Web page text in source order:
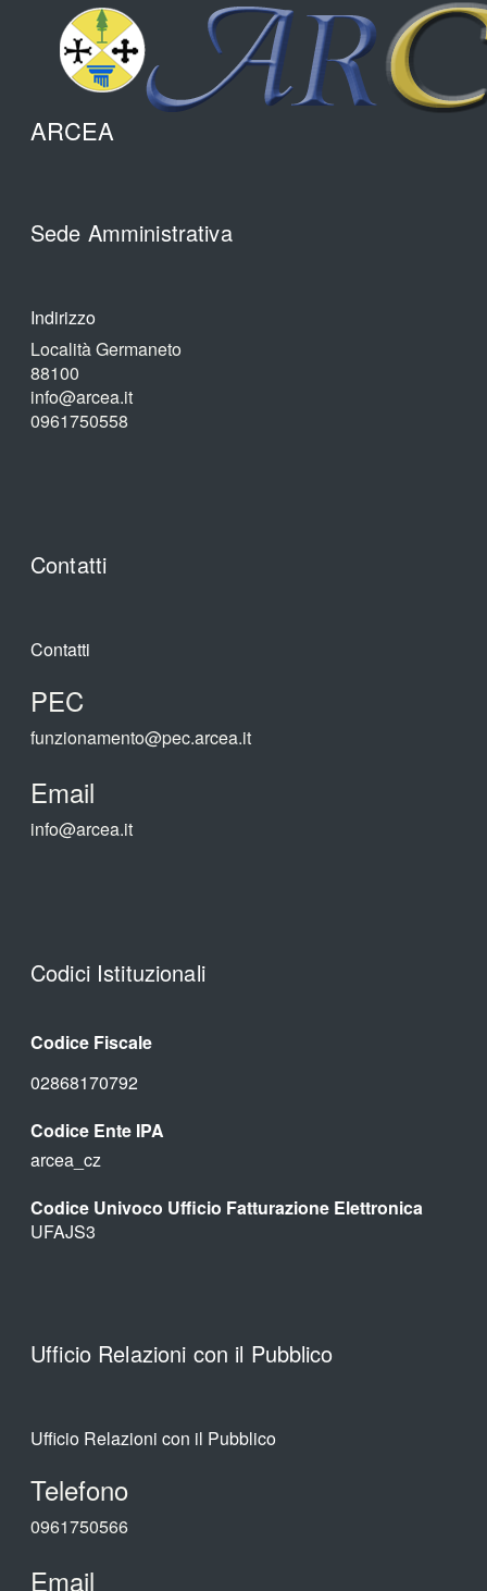
ARCEA
Sede Amministrativa
Indirizzo
Località Germaneto
88100
info@arcea.it
0961750558
Contatti
Contatti
PEC
funzionamento@pec.arcea.it
Email
info@arcea.it
Codici Istituzionali
Codice Fiscale
02868170792
Codice Ente IPA
arcea_cz
Codice Univoco Ufficio Fatturazione Elettronica
UFAJS3
Ufficio Relazioni con il Pubblico
Ufficio Relazioni con il Pubblico
Telefono
0961750566
Email